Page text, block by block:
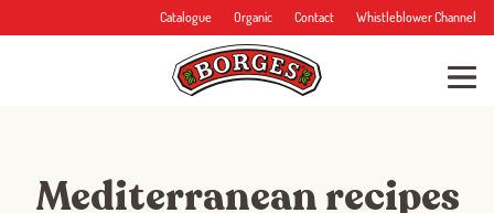
Catalogue Organic Contact Whistleblower Channel
Mediterranean recipes